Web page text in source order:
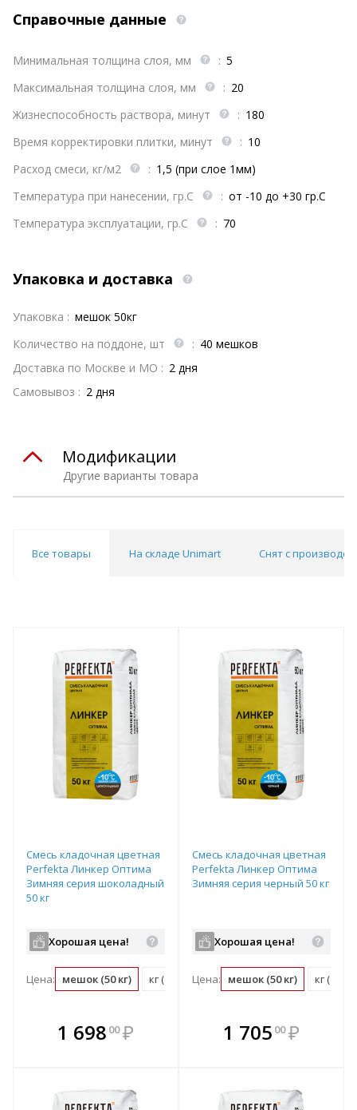
Справочные данные
Минимальная толщина слоя, мм : 5
Максимальная толщина слоя, мм
: 20
Жизнеспособность раствора, минут
: 180
Время корректировки плитки, минут
: 10
Расход смеси, кг/м2
: 1,5 (при слое 1мм)
Температура при нанесении, гр.С
: от -10 до +30 гр.С
Температура эксплуатации, гр.С
: 70
Упаковка и доставка
Упаковка : мешок 50кг
Количество на поддоне, шт
: 40 мешков
Доставка по Москве и МО : 2 дня
Самовывоз : 2 дня
Другие варианты товара
Модификации
Все товары На складе Unimart Снят с
Смесь кладочная цветная
Perfekta Линкер Оптима
Зимняя серия шоколадный
50 кг
Хорошая цена!
Цена: мешок (50 кг) кг (0.02 мешок)
1 698 00 ₽
В комплекте
всегда выгоднее!
Смесь кладочная цветная
Perfekta Линкер Оптима
Зимняя серия черный 50 кг
Хорошая цена!
Цена: мешок (50 кг) кг (0.02
В комплекте
всегда выгоднее!
1 705 00 ₽